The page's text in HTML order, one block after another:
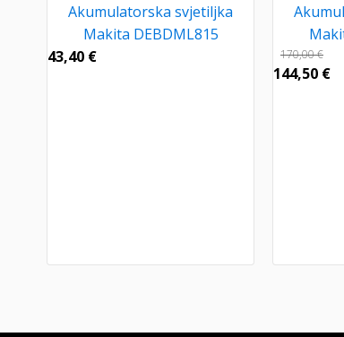
Akumulatorska svjetiljka
Makita DEBDML815
43,40 € 170,00€
144,50 €